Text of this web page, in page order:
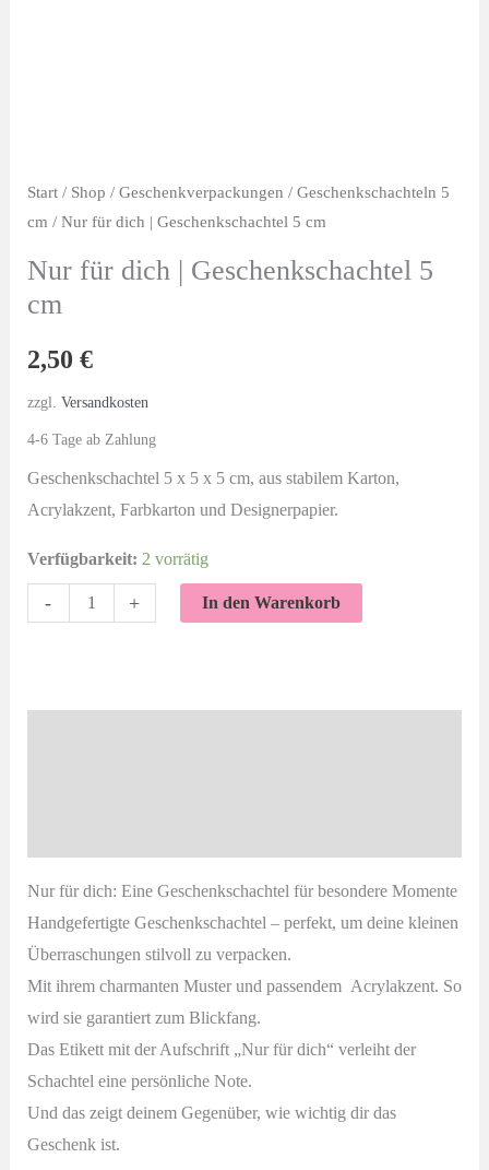
Start/ Shop / Geschenkverpackungen / Geschenkschachteln 5
cm / Nur für dich | Geschenkschachtel 5 cm
Nur für dich | Geschenkschachtel 5
cm
2,50 €
zzgl. Versandkosten
4-6 Tage ab Zahlung
Geschenkschachtel 5 x 5 x 5 cm, aus stabilem Karton,
Acrylakzent, Farbkarton und Designerpapier.
Verfügbarkeit: 2 vorrätig
- + In den Warenkorb
Nur für dich: Eine Geschenkschachtel für besondere Momente
Handgefertigte Geschenkschachtel – perfekt, um deine kleinen
Überraschungen stilvoll zu verpacken.
Mit ihrem charmanten Muster und passendem Acrylakzent. So
wird sie garantiert zum Blickfang.
Das Etikett mit der Aufschrift „Nur für dich“ verleiht der
Schachtel eine persönliche Note.
Und das zeigt deinem Gegenüber, wie wichtig dir das
Geschenk ist.